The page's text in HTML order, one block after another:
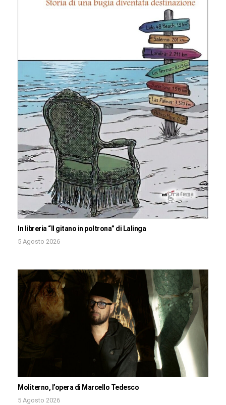
In libreria “Il gitano in poltrona” di Lalinga
5 Agosto 2026
Moliterno, l’opera di Marcello Tedesco
5 Agosto 2026